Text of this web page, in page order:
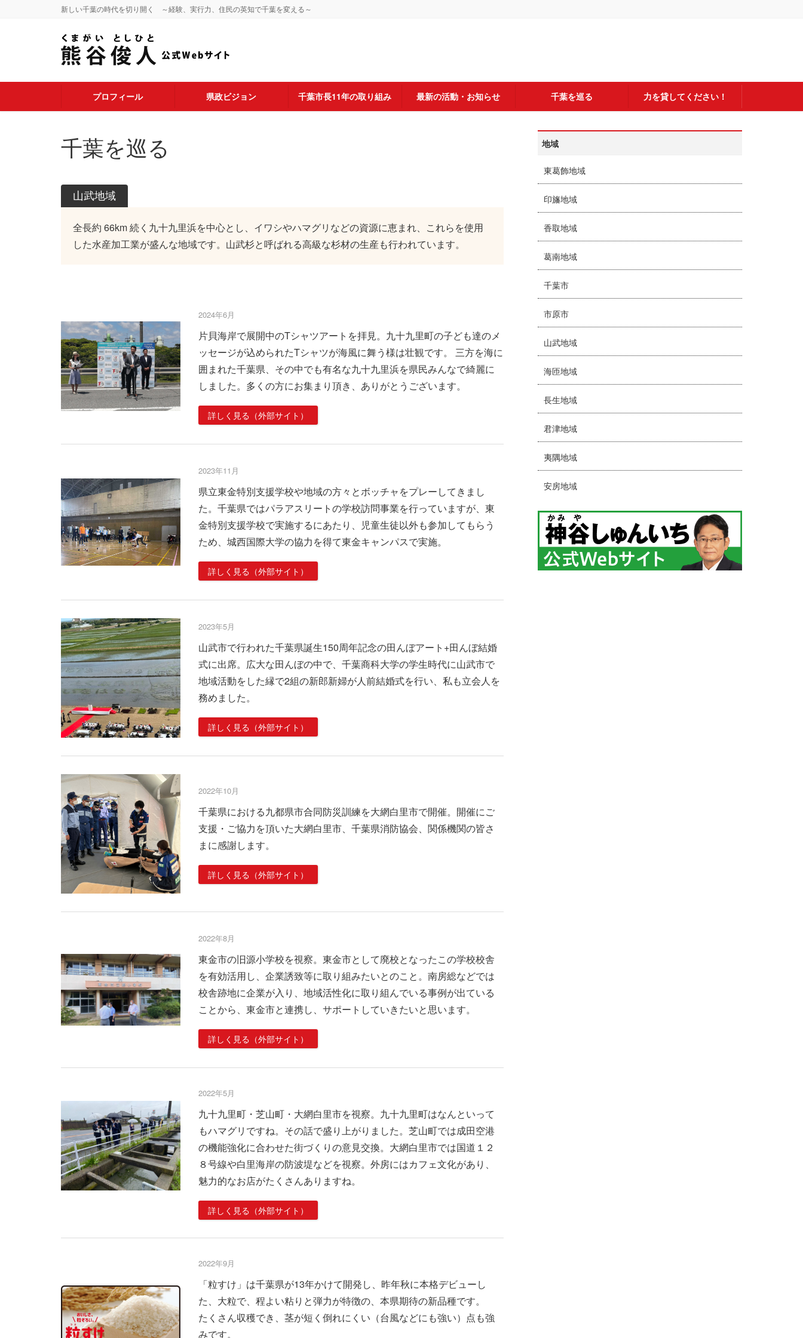
新しい千葉の時代を切り開く ～経験、実行力、住民の英知で千葉を変える～
プロフィール 県政ビジョン 千葉市長11年の取り組み 最新の活動・お知らせ 千葉を巡る 力を貸してください！
千葉を巡る
山武地域
全長約 66km 続く九十九里浜を中心とし、イワシやハマグリなどの資源に恵まれ、これらを使用
した水産加工業が盛んな地域です。山武杉と呼ばれる高級な杉材の生産も行われています。
2024年6月
片貝海岸で展開中のTシャツアートを拝見。九十九里町の子ども達のメ
ッセージが込められたTシャツが海風に舞う様は壮観です。 三方を海に
囲まれた千葉県、その中でも有名な九十九里浜を県民みんなで綺麗に
しました。多くの方にお集まり頂き、ありがとうございます。
詳しく見る（外部サイト）
2023年11月
県立東金特別支援学校や地域の方々とボッチャをプレーしてきまし
た。千葉県ではパラアスリートの学校訪問事業を行っていますが、東
金特別支援学校で実施するにあたり、児童生徒以外も参加してもらう
ため、城西国際大学の協力を得て東金キャンパスで実施。
詳しく見る（外部サイト）
2023年5月
山武市で行われた千葉県誕生150周年記念の田んぼアート+田んぼ結婚
式に出席。広大な田んぼの中で、千葉商科大学の学生時代に山武市で
地域活動をした縁で2組の新郎新婦が人前結婚式を行い、私も立会人を
務めました。
詳しく見る（外部サイト）
2022年10月
千葉県における九都県市合同防災訓練を大網白里市で開催。開催にご
支援・ご協力を頂いた大網白里市、千葉県消防協会、関係機関の皆さ
まに感謝します。
詳しく見る（外部サイト）
2022年8月
東金市の旧源小学校を視察。東金市として廃校となったこの学校校舎
を有効活用し、企業誘致等に取り組みたいとのこと。南房総などでは
校舎跡地に企業が入り、地域活性化に取り組んでいる事例が出ている
ことから、東金市と連携し、サポートしていきたいと思います。
詳しく見る（外部サイト）
2022年5月
九十九里町・芝山町・大網白里市を視察。九十九里町はなんといって
もハマグリですね。その話で盛り上がりました。芝山町では成田空港
の機能強化に合わせた街づくりの意見交換。大網白里市では国道１２
８号線や白里海岸の防波堤などを視察。外房にはカフェ文化があり、
魅力的なお店がたくさんありますね。
詳しく見る（外部サイト）
2022年9月
「粒すけ」は千葉県が13年かけて開発し、昨年秋に本格デビューし
た、大粒で、程よい粘りと弾力が特徴の、本県期待の新品種です。
たくさん収穫でき、茎が短く倒れにくい（台風などにも強い）点も強
みです。
地域
東葛飾地域
印旛地域
香取地域
葛南地域
千葉市
市原市
山武地域
海匝地域
長生地域
君津地域
夷隅地域
安房地域